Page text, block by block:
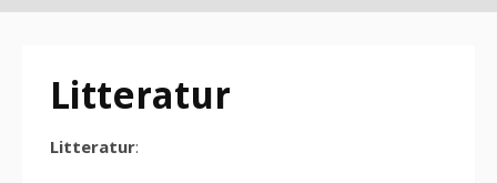
Litteratur
Litteratur: